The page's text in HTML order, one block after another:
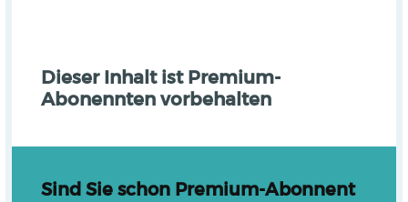
Dieser Inhalt ist Premium-
Abonennten vorbehalten
Sind Sie schon Premium-Abonnent